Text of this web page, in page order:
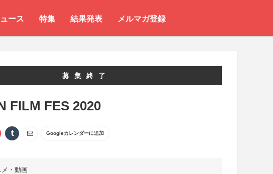
ース 特集 結果発表 メルマガ登録
募集終了
FILM FES 2020
Googleカレンダーに追加
・動画